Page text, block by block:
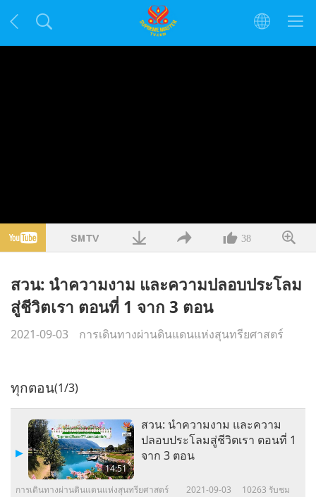
38
สวน: นำความงาม และความปลอบประโลม
สู่ชีวิตเรา ตอนที่ 1 จาก 3 ตอน
2021-09-03 การเดินทางผ่านดินแดนแห่งสุนทรียศาสตร์
ทุกตอน(1/3)
14:51
สวน: นำความงาม และความ
ปลอบประโลมสู่ชีวิตเรา ตอนที่ 1
จาก 3 ตอน
การเดินทางผ่านดินแดนแห่งสุนทรียศาสตร์ 2021-09-03 10263 รับชม